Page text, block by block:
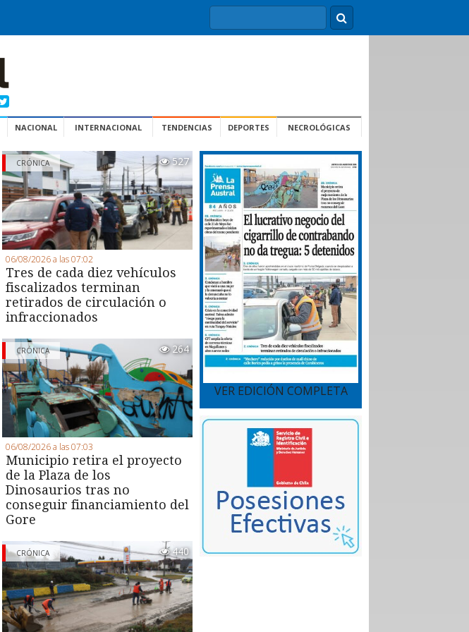
NACIONAL INTERNACIONAL TENDENCIAS DEPORTES NECROLÓGICAS
CRÓNICA 527
06/08/2026 a las 07:02
Tres de cada diez vehículos
fiscalizados terminan
retirados de circulación o
infraccionados
CRÓNICA 264
06/08/2026 a las 07:03
Municipio retira el proyecto
de la Plaza de los
Dinosaurios tras no
conseguir financiamiento del
Gore
CRÓNICA 440
VER EDICIÓN COMPLETA